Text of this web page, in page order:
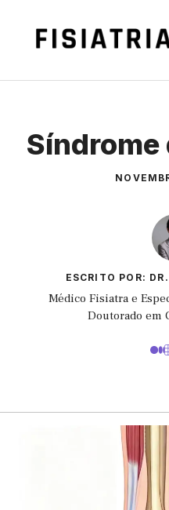
conteúdo
Síndrome
ESCRITO POR:
Médico Fisiatra e
Doutorado em